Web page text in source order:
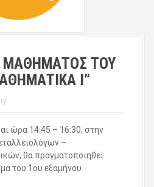
ΤΟΥ
Ι”
ώρα 14:45 – 16:30, στην
–
θα πραγματοποιηθεί
του 1ου εξαμήνου